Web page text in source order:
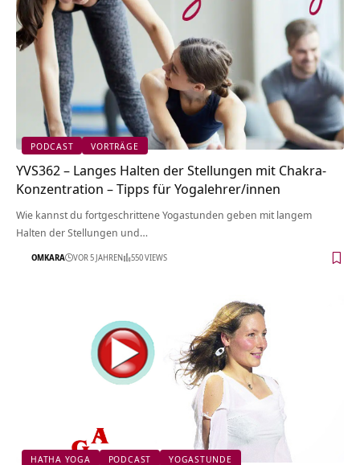
PODCAST VORTRÄGE
YVS362 – Langes Halten der Stellungen mit Chakra-
Konzentration – Tipps für Yogalehrer/innen
Wie kannst du fortgeschrittene Yogastunden geben mit langem
Halten der Stellungen und…
OMKARA VOR 5 JAHREN 550 VIEWS
HATHA YOGA PODCAST YOGASTUNDE